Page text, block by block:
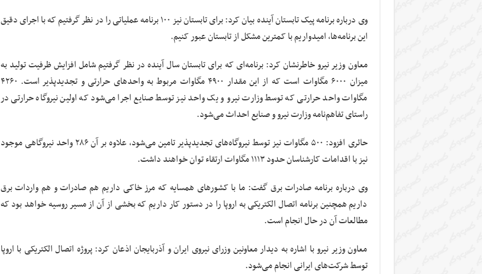
وی درباره برنامه پیک تابستان آینده بیان کرد: برای تابستان نیز ۱۰۰ برنامه عملیاتی را در نظر گرفتیم که با اجرای دقیق
این برنامه‌ها، امیدواریم با کمترین مشکل از تابستان عبور کنیم.
معاون وزیر نیرو خاطرنشان کرد: برنامه‌ای که برای تابستان سال آینده در نظر گرفتیم شامل افزایش ظرفیت تولید به
میزان ۶۰۰۰ مگاوات است که از این مقدار ۴۹۰۰ مگاوات مربوط به واحدهای حرارتی و تجدیدپذیر است. ۴۲۶۰
مگاوات واحد حرارتی که توسط وزارت نیرو و یک واحد نیز توسط صنایع اجرا می‌شود که اولین نیروگاه حرارتی در
راستای تفاهم‌نامه وزارت نیرو و صنایع احداث می‌شود.
حائری افزود: ۵۰۰ مگاوات نیز توسط نیروگاه‌های تجدیدپذیر تامین می‌شود، علاوه بر آن ۲۸۶ واحد نیروگاهی موجود
نیز با اقدامات کارشناسان حدود ۱۱۱۳ مگاوات ارتقاء توان خواهند داشت.
وی درباره برنامه صادرات برق گفت: ما با کشورهای همسایه که مرز خاکی داریم هم صادرات و هم واردات برق
داریم همچنین برنامه اتصال الکتریکی به اروپا را در دستور کار داریم که بخشی از آن از مسیر روسیه خواهد بود که
مطالعات آن در حال انجام است.
معاون وزیر نیرو با اشاره به دیدار معاونین وزرای نیروی ایران و آذربایجان اذعان کرد: پروژه اتصال الکتریکی با اروپا
توسط شرکت‌های ایرانی انجام می‌شود.